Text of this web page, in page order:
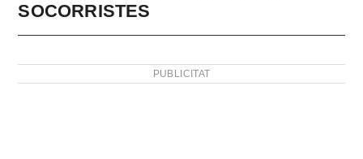
SOCORRISTES
PUBLICITAT